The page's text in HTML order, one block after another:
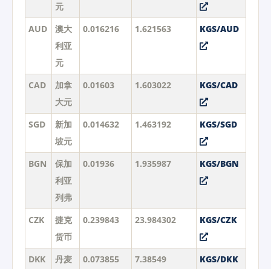
元
AUD
澳大
利亚
元
0.016216 1.621563 KGS/AUD
CAD
加拿
大元
0.01603 1.603022 KGS/CAD
SGD
新加
坡元
0.014632 1.463192 KGS/SGD
BGN
保加
利亚
列弗
0.01936 1.935987 KGS/BGN
CZK
捷克
货币
0.239843 23.984302 KGS/CZK
DKK
丹麦
0.073855 7.38549 KGS/DKK